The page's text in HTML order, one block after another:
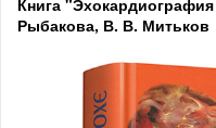
Рыбакова, В. В. Митьков